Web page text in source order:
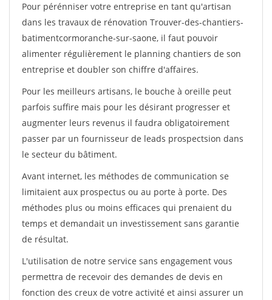
Pour pérénniser votre entreprise en tant qu'artisan
dans les travaux de rénovation Trouver-des-chantiers-
batimentcormoranche-sur-saone, il faut pouvoir
alimenter régulièrement le planning chantiers de son
entreprise et doubler son chiffre d'affaires.
Pour les meilleurs artisans, le bouche à oreille peut
parfois suffire mais pour les désirant progresser et
augmenter leurs revenus il faudra obligatoirement
passer par un fournisseur de leads prospectsion dans
le secteur du bâtiment.
Avant internet, les méthodes de communication se
limitaient aux prospectus ou au porte à porte. Des
méthodes plus ou moins efficaces qui prenaient du
temps et demandait un investissement sans garantie
de résultat.
L'utilisation de notre service sans engagement vous
permettra de recevoir des demandes de devis en
fonction des creux de votre activité et ainsi assurer un